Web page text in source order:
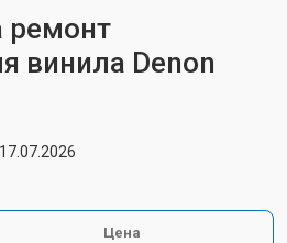
ремонт
винила Denon
Цена